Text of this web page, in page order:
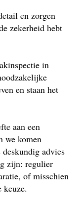
en zorgen
zekerheid hebt
in
en staan het
aan een
we komen
advies
zijn: regulier
of misschien
keuze.